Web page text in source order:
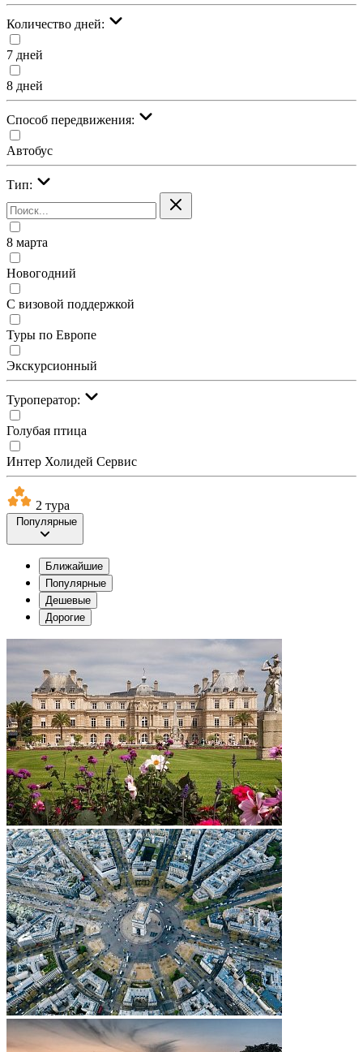
Количество дней:
7 дней
8 дней
Cпособ передвижения:
Автобус
Тип:
8 марта
Новогодний
С визовой поддержкой
Туры по Европе
Экскурсионный
Туроператор:
Голубая птица
Интер Холидей Сервис
2 тура
Популярные
Ближайшие
Популярные
Дешевые
Дорогие